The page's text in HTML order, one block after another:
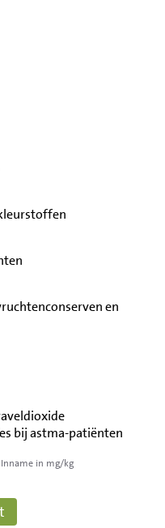
en
bij astma-patiënten
Inname in mg/kg